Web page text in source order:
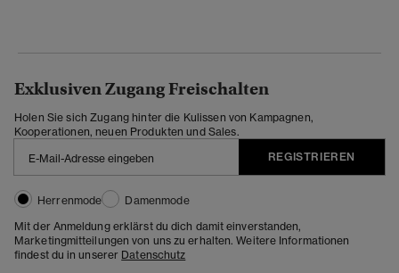
Exklusiven Zugang Freischalten
Holen Sie sich Zugang hinter die Kulissen von Kampagnen,
Kooperationen, neuen Produkten und Sales.
REGISTRIEREN
Herrenmode
Damenmode
Mit der Anmeldung erklärst du dich damit einverstanden,
Marketingmitteilungen von uns zu erhalten. Weitere Informationen
findest du in unserer Datenschutz